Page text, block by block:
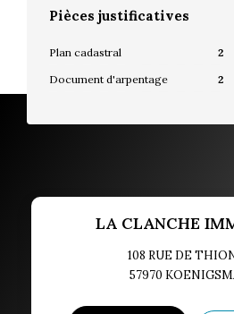
Pièces justificatives
Plan cadastral
2
Document d'arpentage
2
LA CLANCHE
108 RUE DE
57970